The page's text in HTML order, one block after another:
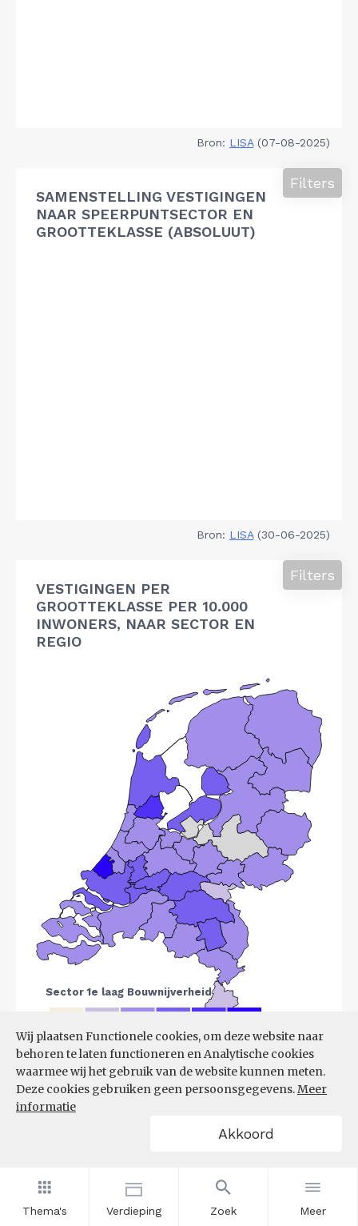
Thema's Verdieping Zoek Meer
Wij plaatsen Functionele cookies, om deze website naar
behoren te laten functioneren en Analytische cookies
waarmee wij het gebruik van de website kunnen meten.
Deze cookies gebruiken geen persoonsgegevens.Meer
informatie
Akkoord
Bron: LISA(07-08-2025)
SAMENSTELLING VESTIGINGEN
NAAR SPEERPUNTSECTOR EN
GROOTTEKLASSE (ABSOLUUT)
Filters
Bron: LISA(30-06-2025)
VESTIGINGEN PER
GROOTTEKLASSE PER 10.000
INWONERS, NAAR SECTOR EN
REGIO
Filters
Bron: LISA
VESTIGINGEN PER
GROOTTEKLASSE PER 10.000